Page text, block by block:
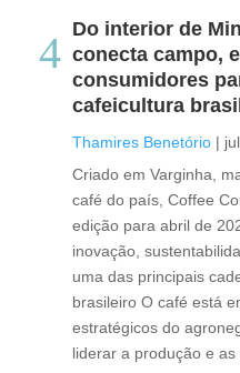
Do interior de
conecta campo,
consumidores
cafeicultura
Thamires Benetório |
Criado em Varginha,
café do país, Coffee
edição para abril de
inovação,
uma das principais
brasileiro O café está
estratégicos do
liderar a produção e